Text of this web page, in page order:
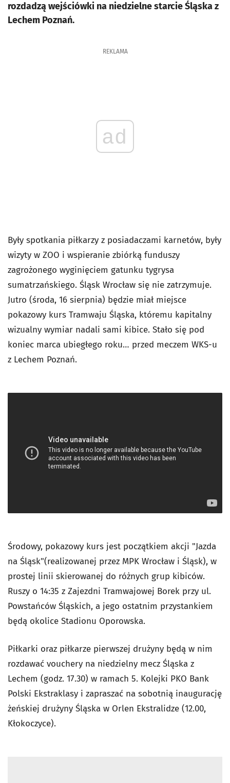
rozdadzą wejściówki na niedzielne starcie Śląska z
Lechem Poznań.
REKLAMA
ad
Były spotkania piłkarzy z posiadaczami karnetów, były
wizyty w ZOO i wspieranie zbiórką funduszy
zagrożonego wyginięciem gatunku tygrysa
sumatrzańskiego. Śląsk Wrocław się nie zatrzymuje.
Jutro (środa, 16 sierpnia) będzie miał miejsce
pokazowy kurs Tramwaju Śląska, któremu kapitalny
wizualny wymiar nadali sami kibice. Stało się pod
koniec marca ubiegłego roku… przed meczem WKS-u
z Lechem Poznań.
Środowy, pokazowy kurs jest początkiem akcji "Jazda
na Śląsk"(realizowanej przez MPK Wrocław i Śląsk), w
prostej linii skierowanej do różnych grup kibiców.
Ruszy o 14:35 z Zajezdni Tramwajowej Borek przy ul.
Powstańców Śląskich, a jego ostatnim przystankiem
będą okolice Stadionu Oporowska.
Piłkarki oraz piłkarze pierwszej drużyny będą w nim
rozdawać vouchery na niedzielny mecz Śląska z
Lechem (godz. 17.30) w ramach 5. Kolejki PKO Bank
Polski Ekstraklasy i zapraszać na sobotnią inaugurację
żeńskiej drużyny Śląska w Orlen Ekstralidze (12.00,
Kłokoczyce).